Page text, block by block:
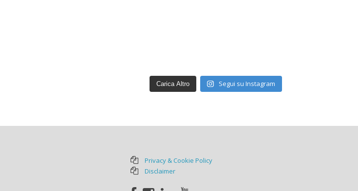
Carica Altro Segui su Instagram
Privacy & Cookie Policy
Disclaimer